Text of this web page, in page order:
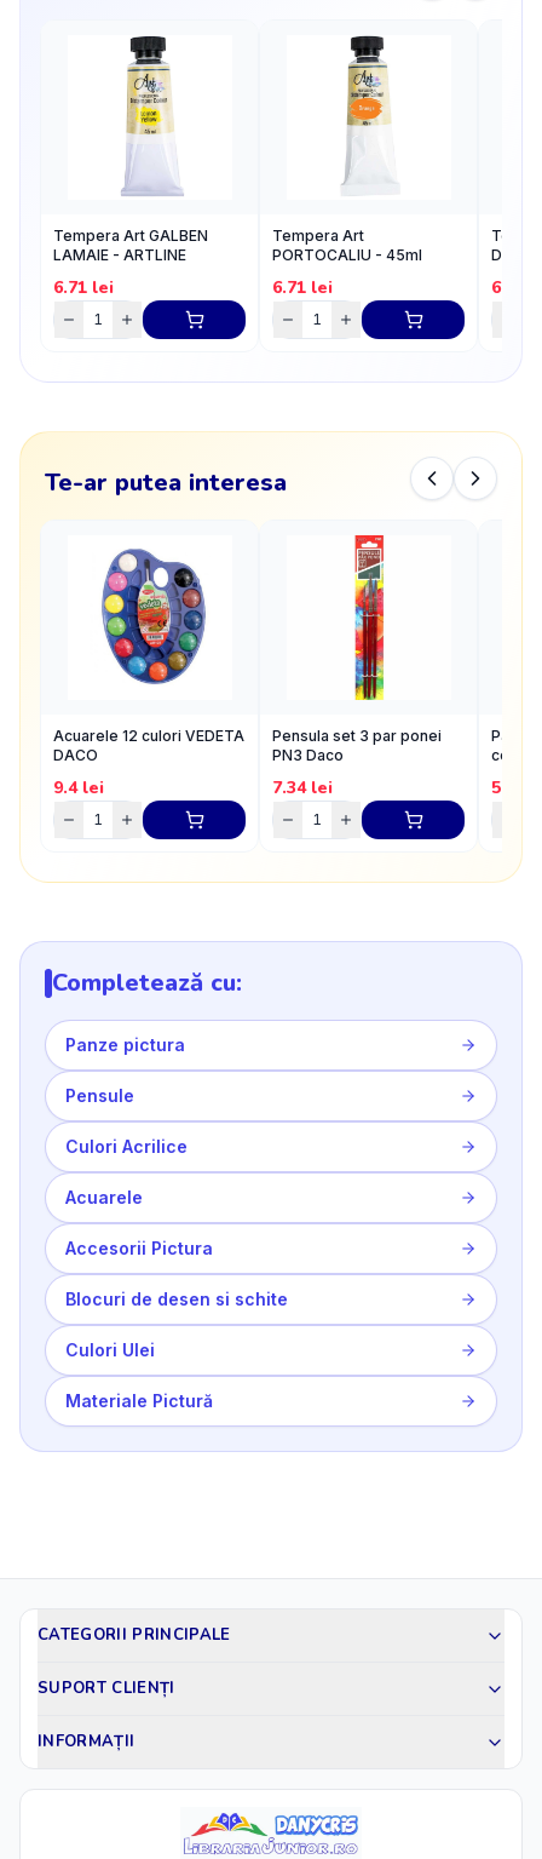
Tempera Art GALBEN
LAMAIE - ARTLINE
6.71 lei
Tempera Art
PORTOCALIU - 45ml
6.71 lei 6.71
Te-ar putea interesa
Acuarele 12 culori VEDETA
DACO
9.4lei
Pensula set 3 par ponei
PN3 Daco
7.34lei
Pahar
5.28
Completează cu:
Panze pictura
Pensule
Culori Acrilice
Acuarele
Accesorii Pictura
Blocuri de desen si schite
Culori Ulei
Materiale Pictură
CATEGORII PRINCIPALE
SUPORT CLIENȚI
INFORMAȚII